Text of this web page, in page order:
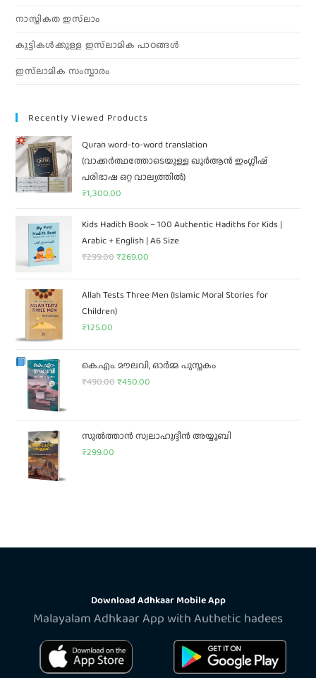
നാസ്തികത ഇസ്‌ലാം
കുട്ടികൾക്കുള്ള ഇസ്‌ലാമിക പാഠങ്ങൾ
ഇസ്‌ലാമിക സംസ്കാരം
Recently Viewed Products
Quran word-to-word translation
(വാക്കർത്ഥത്തോടെയുള്ള ഖുർആൻ ഇംഗ്ലീഷ്
പരിഭാഷ ഒറ്റ വാല്യത്തിൽ)
₹1,300.00
Kids Hadith Book – 100 Authentic Hadiths for Kids |
Arabic + English | A6 Size
₹299.00₹269.00
Allah Tests Three Men (Islamic Moral Stories for
Children)
₹125.00
കെ.എം. മൗലവി, ഓർമ്മ പുസ്തകം
₹490.00₹450.00
സുൽത്താൻ സ്വലാഹുദ്ദീൻ അയ്യൂബി
₹299.00
Download Adhkaar Mobile App
Malayalam Adhkaar App with Authetic hadees